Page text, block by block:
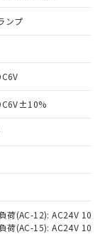
ンプ
荷(AC-12): AC24V 10A/
荷(AC-15): AC24V
のうえ
業取扱
価格
ので
中には、
質）の
商品で
の非含
のある
質）の
出す予
質）の
認中の
で、有
として
RoHSの
RoHSの